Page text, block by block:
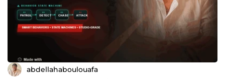
abdellahaboulouafa